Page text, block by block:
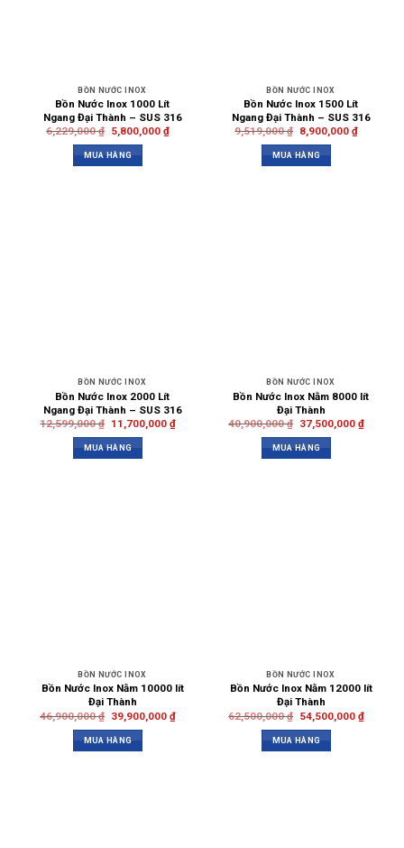
BỒN NƯỚC INOX
Bồn Nước Inox 1000 Lít
Ngang Đại Thành – SUS 316
6,229,000₫ 5,800,000 ₫
MUA HÀNG
BỒN NƯỚC INOX
Bồn Nước Inox 1500 Lít
Ngang Đại Thành – SUS 316
9,519,000₫ 8,900,000 ₫
MUA HÀNG
BỒN NƯỚC INOX
Bồn Nước Inox 2000 Lít
Ngang Đại Thành – SUS 316
12,599,000₫ 11,700,000 ₫
MUA HÀNG
BỒN NƯỚC INOX
Bồn Nước Inox Nằm 8000 lít
Đại Thành
40,900,000₫ 37,500,000 ₫
MUA HÀNG
BỒN NƯỚC INOX
Bồn Nước Inox Nằm 10000 lít
Đại Thành
46,900,000₫ 39,900,000 ₫
MUA HÀNG
BỒN NƯỚC INOX
Bồn Nước Inox Nằm 12000 lít
Đại Thành
62,500,000₫ 54,500,000 ₫
MUA HÀNG